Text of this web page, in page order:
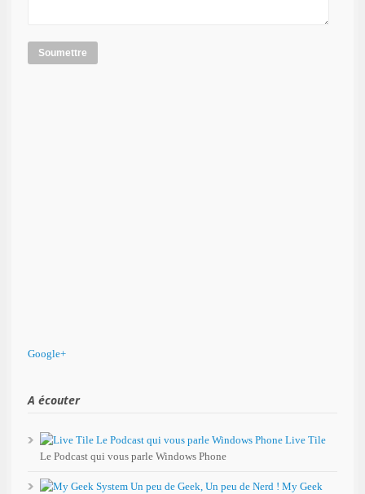
Soumettre
Google+
A écouter
Live Tile
Le Podcast qui vous parle Windows Phone
My Geek